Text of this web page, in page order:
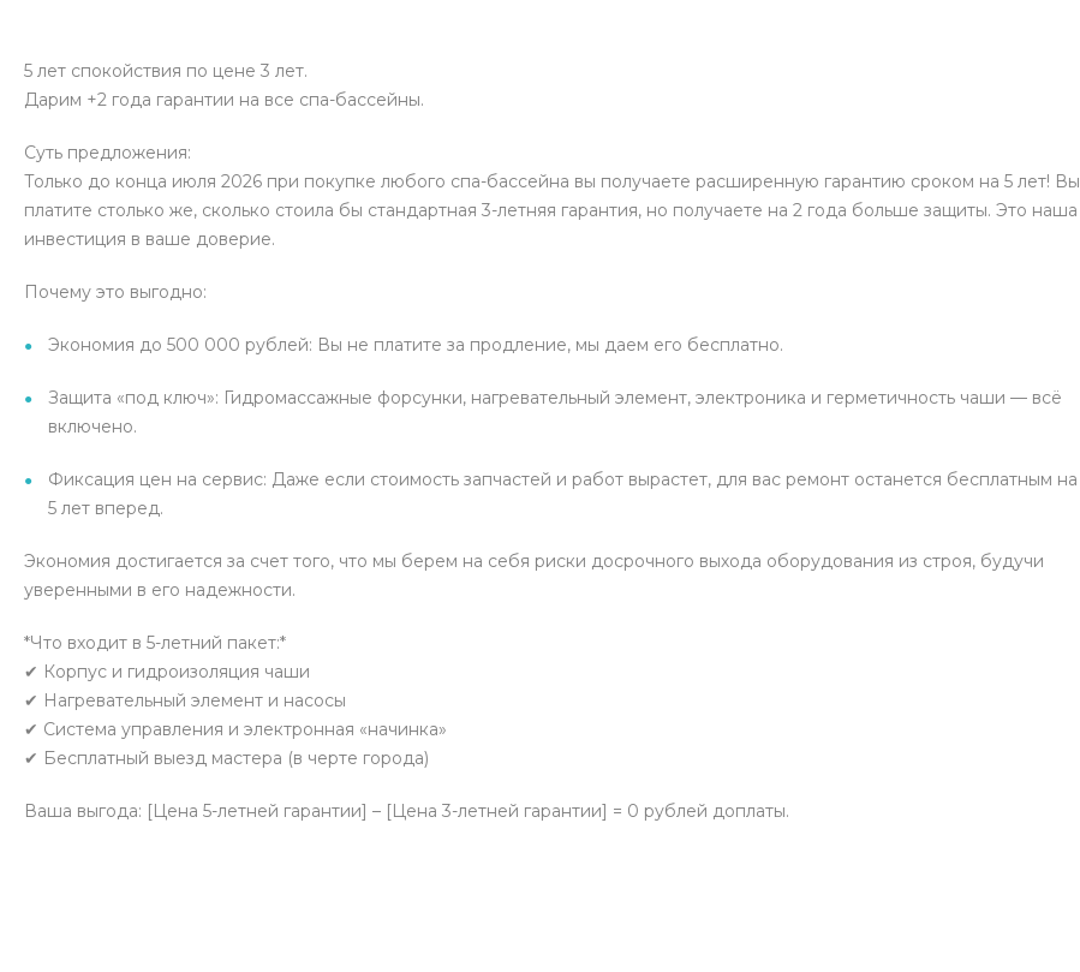
5 лет спокойствия по цене 3 лет.
Дарим +2 года гарантии на все спа-бассейны.
Суть предложения:
Только до конца июля 2026 при покупке любого спа-бассейна вы получаете расширенную гарантию сроком на 5 лет! Вы
платите столько же, сколько стоила бы стандартная 3-летняя гарантия, но получаете на 2 года больше защиты. Это наша
инвестиция в ваше доверие.
Почему это выгодно:
Экономия до 500 000 рублей: Вы не платите за продление, мы даем его бесплатно.
Защита «под ключ»: Гидромассажные форсунки, нагревательный элемент, электроника и герметичность чаши — всё
включено.
Фиксация цен на сервис: Даже если стоимость запчастей и работ вырастет, для вас ремонт останется бесплатным на
5 лет вперед.
Экономия достигается за счет того, что мы берем на себя риски досрочного выхода оборудования из строя, будучи
уверенными в его надежности.
*Что входит в 5-летний пакет:*
✔ Корпус и гидроизоляция чаши
✔ Нагревательный элемент и насосы
✔ Система управления и электронная «начинка»
✔ Бесплатный выезд мастера (в черте города)
Ваша выгода: [Цена 5-летней гарантии] – [Цена 3-летней гарантии] = 0 рублей доплаты.